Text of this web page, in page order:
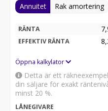
Annuitet Rak amortering
RÄNTA
EFFEKTIV RÄNTA
Öppna kalkylator
Detta är ett
din säljare för exakt
minst 20 %.
LÅNEGIVARE